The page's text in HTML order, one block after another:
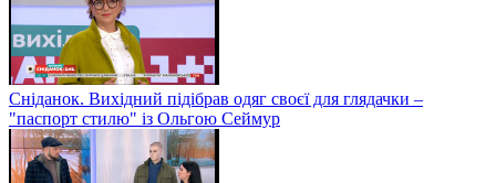
Сніданок. Вихідний підібрав одяг своєї для глядачки –
"паспорт стилю" із Ольгою Сеймур